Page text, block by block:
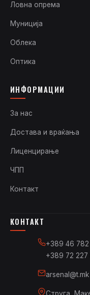
Ловна опрема
Муниција
Облека
Оптика
ИНФОРМАЦИИ
За нас
Достава и враќања
Лиценцирање
ЧПП
Контакт
КОНТАКТ
+389 46 782
+389 72 227
arsenal@t.mk